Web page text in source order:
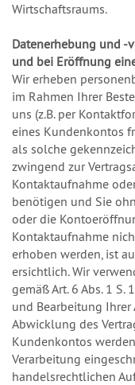
Wirtschaftsraums.
Datenerhebung und -
und bei Eröffnung
Wir erheben
im Rahmen Ihrer
uns (z.B. per
eines Kundenkontos
als solche
zwingend zur
Kontaktaufnahme
benötigen und Sie
oder die
Kontaktaufnahme
erhoben werden, ist
ersichtlich. Wir
gemäß Art. 6 Abs. 1 S.
und Bearbeitung
Abwicklung des
Kundenkontos
Verarbeitung
handelsrechtlichen